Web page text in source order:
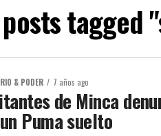
tagged
& PODER 7 años ago
de Minca
Puma suelto